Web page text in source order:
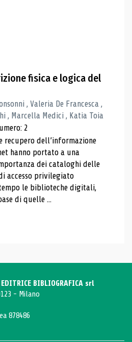
fisica e logica del
, Valeria De Francesca ,
, Marcella Medici , Katia Toia
2
recupero dell’informazione
hanno portato a una
dei cataloghi delle
accesso privilegiato
le biblioteche digitali,
di quelle ...
BIBLIOGRAFICA srl
- Milano
878486